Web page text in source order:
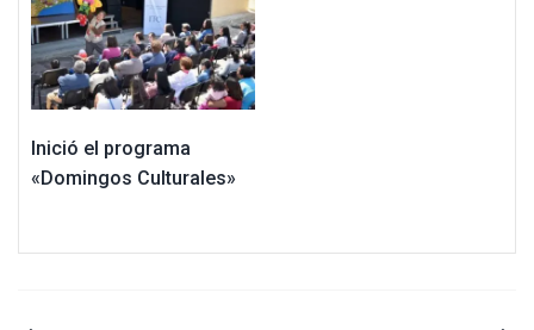
Inició el programa
«Domingos Culturales»